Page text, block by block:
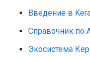
Введение в
Справочник по
Экосистема